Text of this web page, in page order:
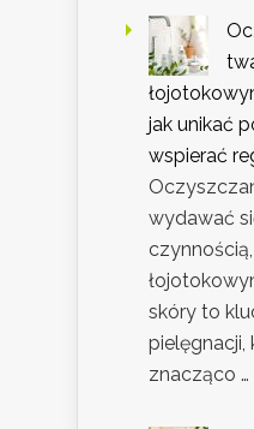
jak unikać
wspierać
wydawać
skóry to
pielęgnacji,
znacząco …